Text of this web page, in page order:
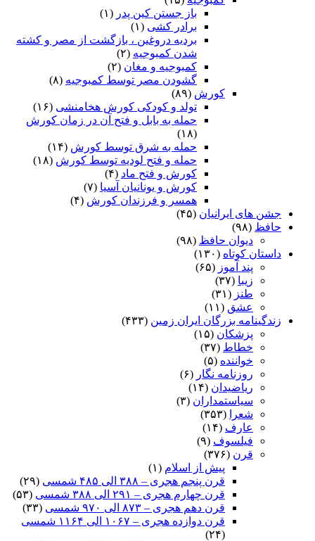
باز جستن کین پدر (۱)
برادر کشی (۱)
بردیه دروغین ، بازگشت از مصر و کشته
شدن کمبوجیه (۲)
کمبوجیه و مغان (۲)
گشودن مصر توسط کمبوجیه (۸)
کورش (۸۹)
تولد و کودکی کورش هخامنشی (۱۶)
حمله به بابل و فتح آن در زمان کورش
(۱۸)
حمله به شرق توسط کورش (۱۴)
حمله و فتح لودیه توسط کورش (۱۸)
کورش و فتح ماد (۴)
کورش و یونانیان آسیا (۷)
همسر و فرزندان کورش (۴)
جشن های ایرانیان (۴۵)
حافظ (۹۸)
دیوان حافظ (۹۸)
داستان کوتاه (۱۳۰)
پند آموز (۶۵)
زیبا (۳۷)
طنز (۳۱)
عشق (۱۱)
زندگینامه بزرگان ایران زمین (۴۳۳)
پزشکان (۱۵)
خطاط (۳۷)
خواننده (۵)
روزنامه نگار (۶)
ریاضیدان (۱۴)
سیاستمداران (۳)
شعرا
(۳۵۳)
عارف (۱۴)
فیلسوف (۹)
قرن (۳۷۶)
پیش از اسلام (۱)
قرن پنجم هجری – ۳۸۸ الی ۴۸۵ شمسی
(۲۹)
قرن چهارم هجری – ۲۹۱ الی ۳۸۸ شمسی
(۵۳)
قرن دهم هجری – ۸۷۳ الی ۹۷۰ شمسی
(۳۳)
قرن دوازده هجری – ۱۰۶۷ الی ۱۱۶۴ شمسی
(۲۴)